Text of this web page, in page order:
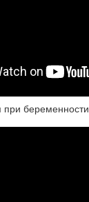
беременности